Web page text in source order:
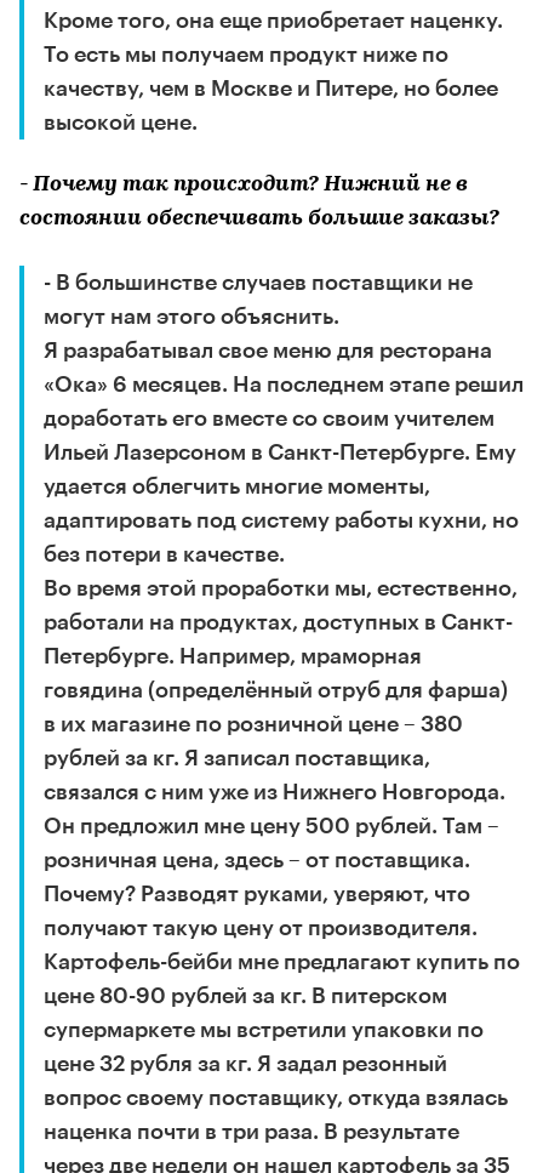
Кроме того, она еще приобретает наценку.
То есть мы получаем продукт ниже по
качеству, чем в Москве и Питере, но более
высокой цене.
- Почему так происходит? Нижний не в
состоянии обеспечивать большие заказы?
- В большинстве случаев поставщики не
могут нам этого объяснить.
Я разрабатывал свое меню для ресторана
«Ока» 6 месяцев. На последнем этапе решил
доработать его вместе со своим учителем
Ильей Лазерсоном в Санкт-Петербурге. Ему
удается облегчить многие моменты,
адаптировать под систему работы кухни, но
без потери в качестве.
Во время этой проработки мы, естественно,
работали на продуктах, доступных в Санкт-
Петербурге. Например, мраморная
говядина (определённый отруб для фарша)
в их магазине по розничной цене – 380
рублей за кг. Я записал поставщика,
связался с ним уже из Нижнего Новгорода.
Он предложил мне цену 500 рублей. Там –
розничная цена, здесь – от поставщика.
Почему? Разводят руками, уверяют, что
получают такую цену от производителя.
Картофель-бейби мне предлагают купить по
цене 80-90 рублей за кг. В питерском
супермаркете мы встретили упаковки по
цене 32 рубля за кг. Я задал резонный
вопрос своему поставщику, откуда взялась
наценка почти в три раза. В результате
через две недели он нашел картофель за 35